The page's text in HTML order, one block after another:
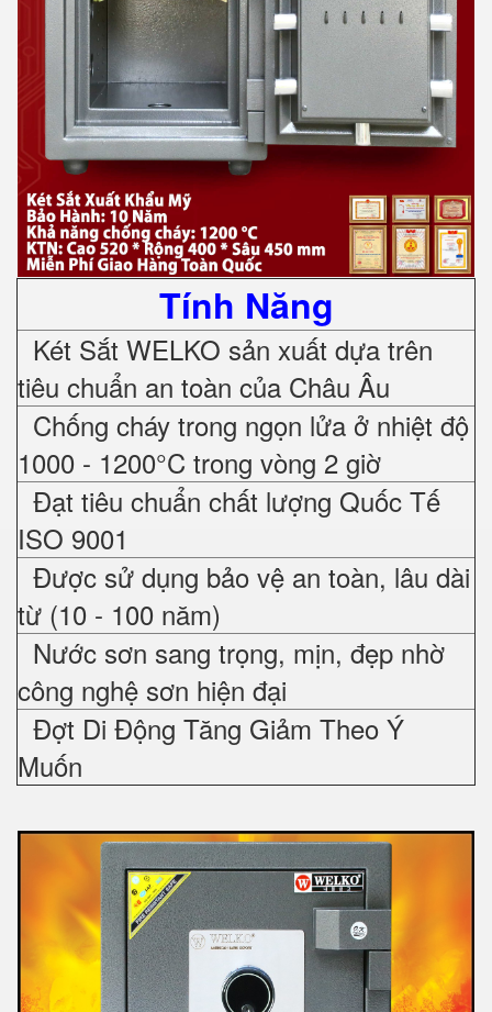
Tính Năng
Két Sắt WELKO sản xuất dựa trên
tiêu chuẩn an toàn của Châu Âu
Chống cháy trong ngọn lửa ở nhiệt độ
1000 - 1200°C trong vòng 2 giờ
Đạt tiêu chuẩn chất lượng Quốc Tế
ISO 9001
Được sử dụng bảo vệ an toàn, lâu dài
từ (10 - 100 năm)
Nước sơn sang trọng, mịn, đẹp nhờ
công nghệ sơn hiện đại
Đợt Di Động Tăng Giảm Theo Ý
Muốn